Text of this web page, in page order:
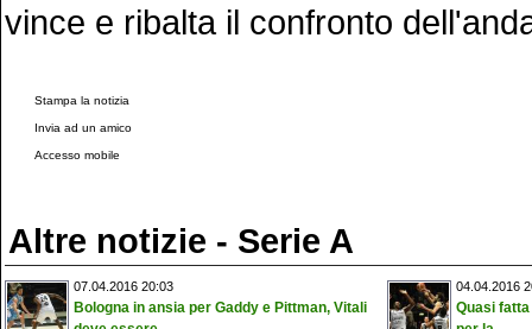
vince e ribalta il confronto
Stampa la notizia
Invia ad un amico
Accesso mobile
Altre notizie - Serie A
07.04.2016 20:03
Bologna in ansia per Gaddy e Pittman, Vitali
04.04.2016
Quasi